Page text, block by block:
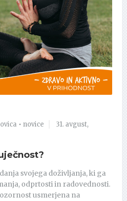
• novice
31. avgust,
svojega doživljanja, ki ga
odprtosti in radovednosti.
usmerjena na